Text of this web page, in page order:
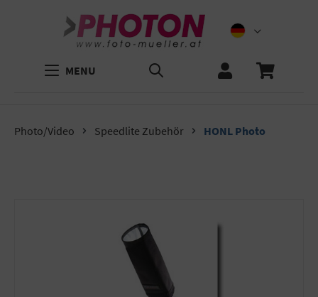
MENU
Photo/Video Speedlite Zubehör HONL Photo